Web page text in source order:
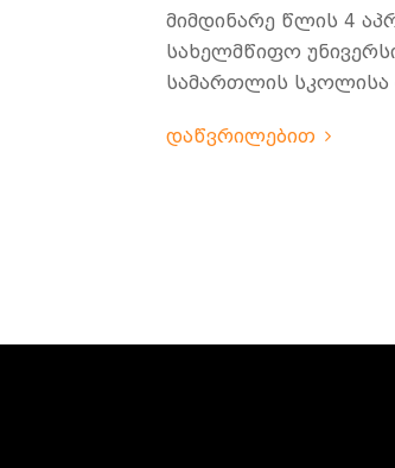
მიმდინარე წლის 4
სახელმწიფო
სამართლის სკოლისა
დაწვრილებით